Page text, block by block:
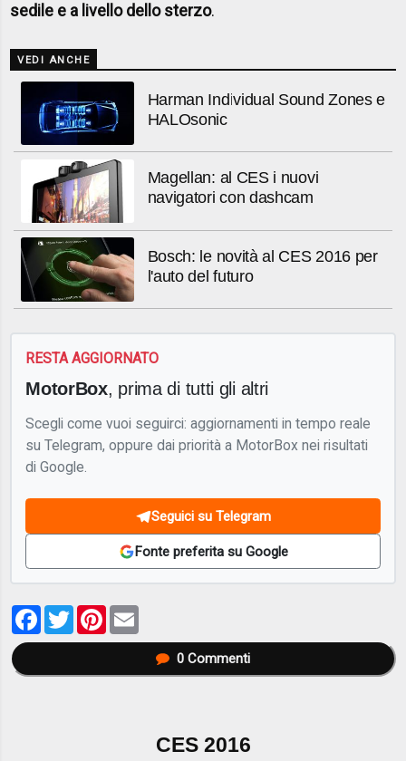
sedile e a livello dello sterzo.
VEDI ANCHE
Harman Individual Sound Zones e
HALOsonic
Magellan: al CES i nuovi
navigatori con dashcam
Bosch: le novità al CES 2016 per
l'auto del futuro
RESTA AGGIORNATO
MotorBox, prima di tutti gli altri
Scegli come vuoi seguirci: aggiornamenti in tempo reale
su Telegram, oppure dai priorità a MotorBox nei risultati
di Google.
Seguici su Telegram
Fonte preferita su Google
Facebook
TwitterPinterest
0Commenti
CES 2016